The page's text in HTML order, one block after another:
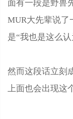
面有一段是野兽
MUR大先辈说了
是“我也是这么
然而这段话立刻
上面也会出现这